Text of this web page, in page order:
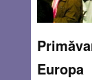
Europa